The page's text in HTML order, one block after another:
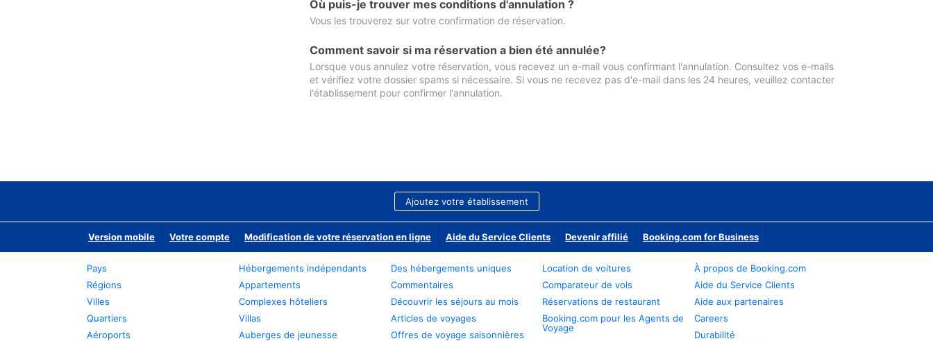
Où puis-je trouver mes conditions d'annulation ?
Vous les trouverez sur votre confirmation de réservation.
Comment savoir si ma réservation a bien été annulée?
Lorsque vous annulez votre réservation, vous recevez un e-mail vous confirmant l'annulation. Consultez vos e-mails
et vérifiez votre dossier spams si nécessaire. Si vous ne recevez pas d'e-mail dans les 24 heures, veuillez contacter
l'établissement pour confirmer l'annulation.
Ajoutez votre établissement
Version mobile Votre compte Modification de votre réservation en ligne Aide du Service Clients Devenir affilié Booking.com for Business
Pays
Régions
Villes
Quartiers
Aéroports
Hébergements indépendants
Appartements
Complexes hôteliers
Villas
Auberges de jeunesse
Des hébergements uniques
Commentaires
Découvrir les séjours au mois
Articles de voyages
Offres de voyage saisonnières
Location de voitures
Comparateur de vols
Réservations de restaurant
Booking.com pour les Agents de
Voyage
À propos de Booking.com
Aide du Service Clients
Aide aux partenaires
Careers
Durabilité